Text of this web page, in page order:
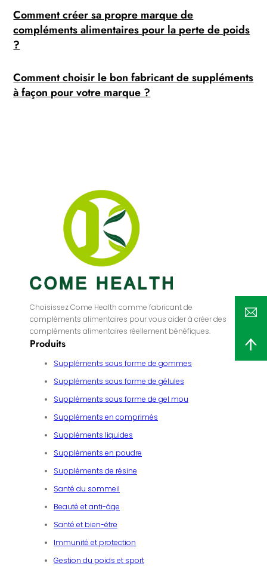
Comment créer sa propre marque de
compléments alimentaires pour la perte de poids
?
Comment choisir le bon fabricant de suppléments
à façon pour votre marque ?
Choisissez Come Health comme fabricant de
compléments alimentaires pour vous aider à créer des
compléments alimentaires réellement bénéfiques.
Produits
Suppléments sous forme de gommes
Suppléments sous forme de gélules
Suppléments sous forme de gel mou
Suppléments en comprimés
Suppléments liquides
Suppléments en poudre
Suppléments de résine
Santé du sommeil
Beauté et anti-âge
Santé et bien-être
Immunité et protection
Gestion du poids et sport